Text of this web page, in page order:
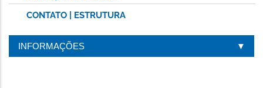
CONTATO | ESTRUTURA
INFORMAÇÕES